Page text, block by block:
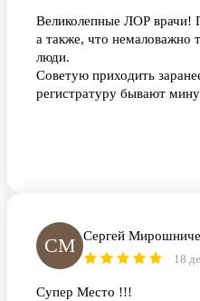
Великолепные ЛОР врачи!
а также, что немаловажно
люди.
Советую приходить
регистратуру бывают
СМ Сергей
18
Супер Место !!!